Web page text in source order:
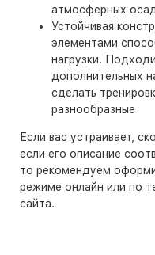
атмосферных
Устойчивая
элементами
нагрузки.
дополнительных
сделать
разнообразные
Если вас устраивает,
если его описание
то рекомендуем
режиме онлайн или по
сайта.